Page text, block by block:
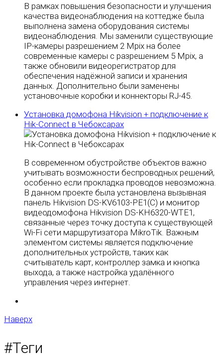
В рамках повышения безопасности и улучшения
качества видеонаблюдения на коттедже была
выполнена замена оборудования системы
видеонаблюдения. Мы заменили существующие
IP-камеры разрешением 2 Mpix на более
современные камеры с разрешением 5 Mpix, а
также обновили видеорегистратор для
обеспечения надёжной записи и хранения
данных. Дополнительно были заменены
установочные коробки и коннекторы RJ-45.
Установка домофона Hikvision + подключение к
Hik-Connect в Чебоксарах
В современном обустройстве объектов важно
учитывать возможности беспроводных решений,
особенно если прокладка проводов невозможна.
В данном проекте была установлена вызывная
панель Hikvision DS-KV6103-PE1(C) и монитор
видеодомофона Hikvision DS-KH6320-WTE1,
связанные через точку доступа к существующей
Wi-Fi сети маршрутизатора MikroTik. Важным
элементом системы является подключение
дополнительных устройств, таких как
считыватель карт, контроллер замка и кнопка
выхода, а также настройка удалённого
управления через интернет.
Наверх
#Теги